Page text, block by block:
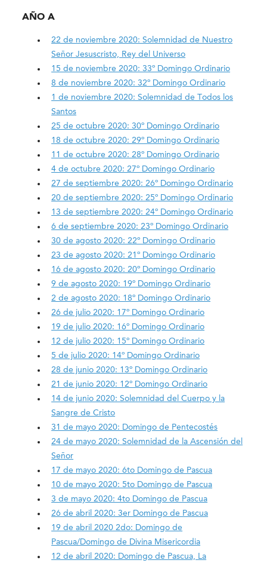
AÑO A
22 de noviembre 2020: Solemnidad de Nuestro
Señor Jesuscristo, Rey del Universo
15 de noviembre 2020: 33º Domingo Ordinario
8 de noviembre 2020: 32º Domingo Ordinario
1 de noviembre 2020: Solemnidad de Todos los
Santos
25 de octubre 2020: 30º Domingo Ordinario
18 de octubre 2020: 29º Domingo Ordinario
11 de octubre 2020: 28º Domingo Ordinario
4 de octubre 2020: 27º Domingo Ordinario
27 de septiembre 2020: 26º Domingo Ordinario
20 de septiembre 2020: 25º Domingo Ordinario
13 de septiembre 2020: 24º Domingo Ordinario
6 de septiembre 2020: 23º Domingo Ordinario
30 de agosto 2020: 22º Domingo Ordinario
23 de agosto 2020: 21º Domingo Ordinario
16 de agosto 2020: 20º Domingo Ordinario
9 de agosto 2020: 19º Domingo Ordinario
2 de agosto 2020: 18º Domingo Ordinario
26 de julio 2020: 17º Domingo Ordinario
19 de julio 2020: 16º Domingo Ordinario
12 de julio 2020: 15º Domingo Ordinario
5 de julio 2020: 14º Domingo Ordinario
28 de junio 2020: 13º Domingo Ordinario
21 de junio 2020: 12º Domingo Ordinario
14 de junio 2020: Solemnidad del Cuerpo y la
Sangre de Cristo
31 de mayo 2020: Domingo de Pentecostés
24 de mayo 2020: Solemnidad de la Ascensión del
Señor
17 de mayo 2020: 6to Domingo de Pascua
10 de mayo 2020: 5to Domingo de Pascua
3 de mayo 2020: 4to Domingo de Pascua
26 de abril 2020: 3er Domingo de Pascua
19 de abril 2020 2do: Domingo de
Pascua/Domingo de Divina Misericordia
12 de abril 2020: Domingo de Pascua, La